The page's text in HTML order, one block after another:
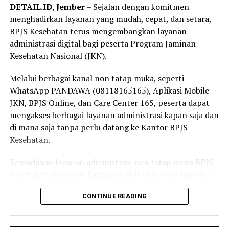
ini untuk melunasi tunggakan secara bertahap. Dengan
kepesertaan JKN yang tetap aktif, kita dan keluarga bisa
merasa lebih tenang karena perlindungan kesehatan
sudah siap digunakan kapan pun dibutuhkan,” tuturnya.
pasien yang dapat memperoleh pemeriksaan,
pengobatan, hingga rujukan sesuai kebutuhan karena
menjadi peserta JKN. Pengalaman itu membuat saya
semakin yakin bahwa Program JKN memiliki manfaat
yang sangat besar, terutama dalam memastikan
masyarakat tetap dapat mengakses layanan kesehatan
tanpa terkendala biaya,” ujar Linda.
Selain sebagai tenaga kesehatan, Linda juga merasakan
langsung manfaat Program JKN dalam kehidupan
keluarganya.
ringan, seperti batuk dan pilek.
“Keluarga saya juga merasakan langsung manfaat
Program JKN. Saat mengalami keluhan ringan seperti
DETAIL.ID, Jember– Sejalan dengan komitmen
menghadirkan layanan yang mudah, cepat, dan setara,
BPJS Kesehatan terus mengembangkan layanan
administrasi digital bagi peserta Program Jaminan
Kesehatan Nasional (JKN).
Melalui berbagai kanal non tatap muka, seperti
WhatsApp PANDAWA (08118165165), Aplikasi Mobile
JKN, BPJS Online, dan Care Center 165, peserta dapat
mengakses berbagai layanan administrasi kapan saja dan
di mana saja tanpa perlu datang ke Kantor BPJS
Kesehatan.
Kemudahan layanan administrasi non tatap muka BPJS
(22), peserta JKN asal Desa Tegal Besar, Kecamatan
Kaliwates, Kabupaten Jember.
CONTINUE READING